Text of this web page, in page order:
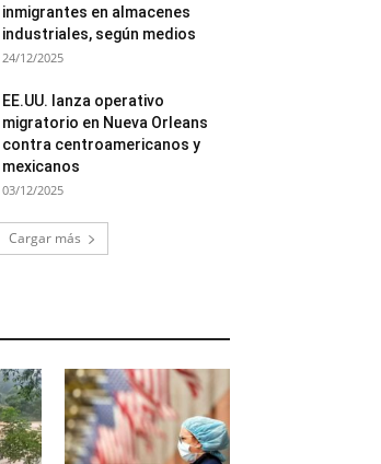
inmigrantes en almacenes
industriales, según medios
24/12/2025
EE.UU. lanza operativo
migratorio en Nueva Orleans
contra centroamericanos y
mexicanos
03/12/2025
Cargar más